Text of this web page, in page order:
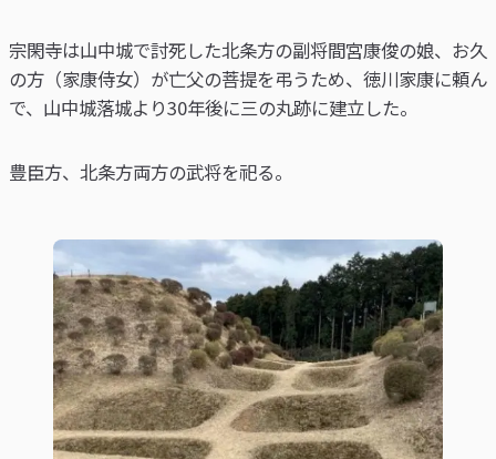
宗閑寺は山中城で討死した北条方の副将間宮康俊の娘、お久
の方（家康侍女）が亡父の菩提を弔うため、徳川家康に頼ん
で、山中城落城より30年後に三の丸跡に建立した。
豊臣方、北条方両方の武将を祀る。